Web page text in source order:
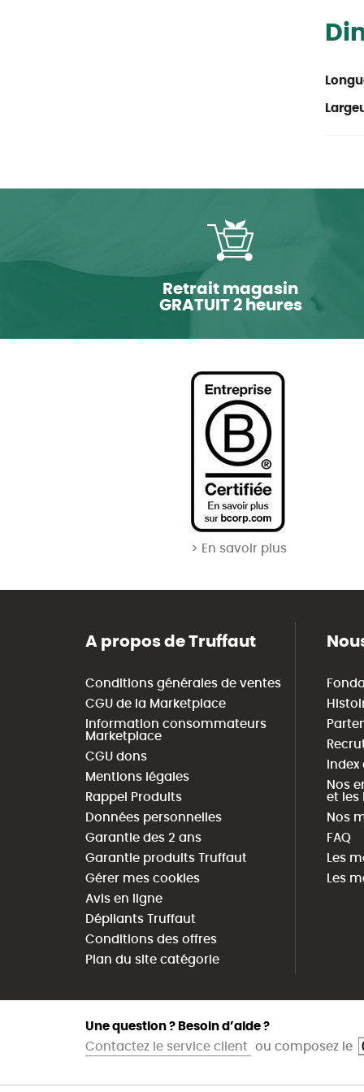
Retrait magasin
GRATUIT 2 heures
> En savoir plus
A propos de Truffaut
Conditions générales de ventes
CGU de la Marketplace
Information consommateurs
Marketplace
CGU dons
Mentions légales
Rappel Produits
Données personnelles
Garantie des 2 ans
Garantie produits Truffaut
Gérer mes cookies
Avis en ligne
Dépliants Truffaut
Conditions des offres
Plan du site catégorie
Nos
et les
Nos
FAQ
Les
Les
Une question ? Besoin d’aide ?
Contactez le service client
ou composez le